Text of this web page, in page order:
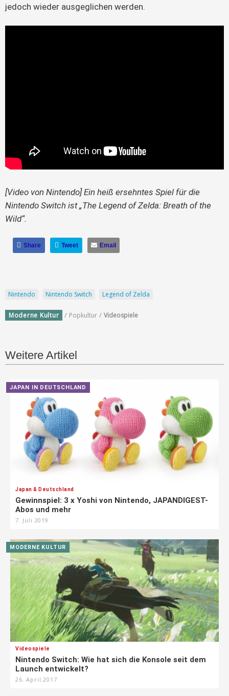
jedoch wieder ausgeglichen werden.
[Video von Nintendo] Ein heiß ersehntes Spiel für die
Nintendo Switch ist „The Legend of Zelda: Breath of the
Wild“.
Share Tweet Email
Nintendo Nintendo Switch Legend of Zelda
Moderne Kultur / Popkultur / Videospiele
Weitere Artikel
JAPAN IN DEUTSCHLAND
Japan & Deutschland
Gewinnspiel: 3 x Yoshi von Nintendo, JAPANDIGEST-
Abos und mehr
7. Juli 2019
MODERNE KULTUR
Videospiele
Nintendo Switch: Wie hat sich die Konsole seit dem
Launch entwickelt?
26. April 2017